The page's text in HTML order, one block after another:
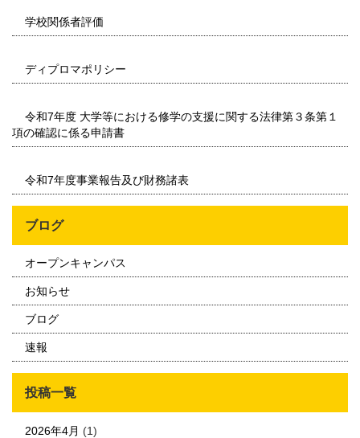
学校関係者評価
ディプロマポリシー
令和7年度 大学等における修学の支援に関する法律第３条第１
項の確認に係る申請書
令和7年度事業報告及び財務諸表
ブログ
オープンキャンパス
お知らせ
ブログ
速報
投稿一覧
2026年4月 (1)